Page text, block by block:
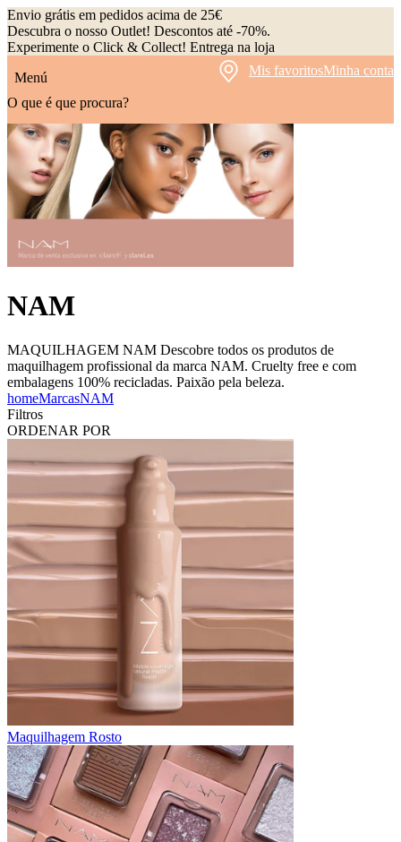
Envio grátis em pedidos acima de 25€
Descubra o nosso Outlet! Descontos até -70%.
Experimente o Click & Collect! Entrega na loja
Menú
Mis favoritosMinha conta
O que é que procura?
NAM
MAQUILHAGEM NAM Descobre todos os produtos de
maquilhagem profissional da marca NAM. Cruelty free e com
embalagens 100% recicladas. Paixão pela beleza.
homeMarcasNAM
Filtros
ORDENAR POR
Maquilhagem Rosto